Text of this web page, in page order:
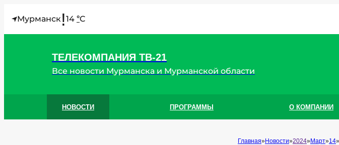
Мурманск!14 °C
ТЕЛЕКОМПАНИЯ ТВ-21
Все новости Мурманска и Мурманской области
НОВОСТИ ПРОГРАММЫ О КОМПАНИИ
Главная Новости 2024 Март 14